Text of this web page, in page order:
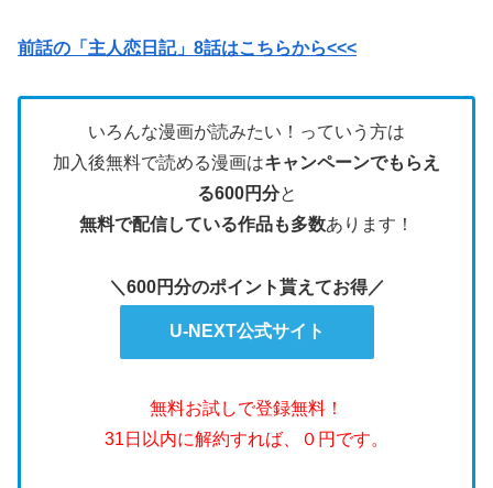
前話の「主人恋日記」8話はこちらから<<<
いろんな漫画が読みたい！っていう方は
加入後無料で読める漫画はキャンペーンでもらえ
る600円分と
無料で配信している作品も多数あります！
＼600円分のポイント貰えてお得／
U-NEXT公式サイト
無料お試しで登録無料！
31日以内に解約すれば、０円です。